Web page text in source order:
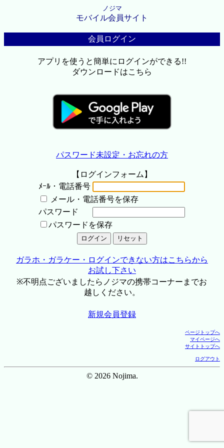
ノジマ
モバイル会員サイト
会員ログイン
アプリを使うと簡単にログインができる!!
ダウンロードはこちら
パスワード未設定・お忘れの方
【ログインフォーム】
ﾒｰﾙ・電話番号
メール・電話番号を保存
パスワード
パスワードを保存
ガラホ・ガラケー・ログインできない方はこちらから
お試し下さい
※不明点ございましたらノジマの携帯コーナーまでお
越しください。
新規会員登録
ページトップへ
マイページへ
サイトトップへ
ログアウト
© 2026 Nojima.